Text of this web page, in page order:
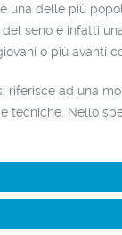
è una delle più
seno è infatti
o più avanti
riferisce ad una
tecniche. Nello